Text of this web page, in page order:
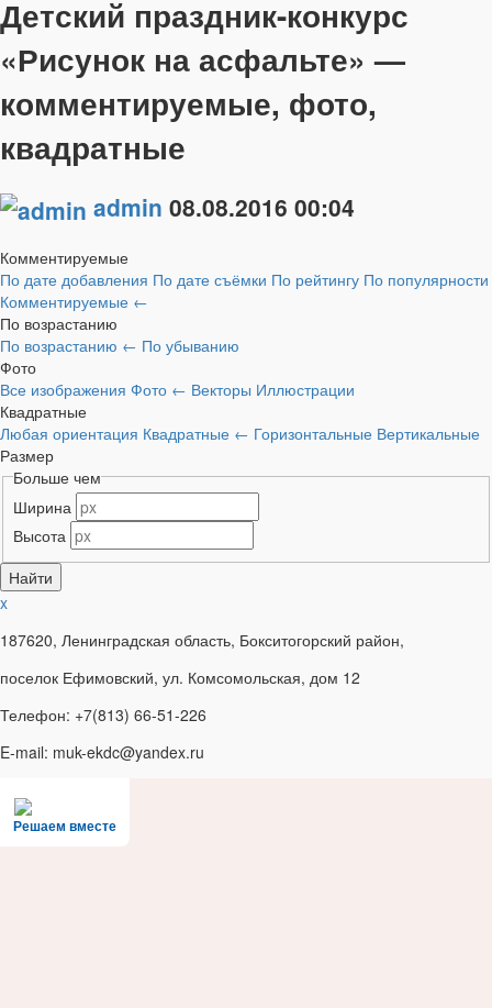
Детский праздник-конкурс
«Рисунок на асфальте» —
комментируемые, фото,
квадратные
admin 08.08.2016 00:04
Комментируемые
По дате добавления По дате съёмки По рейтингу По популярности
Комментируемые ←
По возрастанию
По возрастанию ← По убыванию
Фото
Все изображения Фото ← Векторы Иллюстрации
Квадратные
Любая ориентация Квадратные ← Горизонтальные Вертикальные
Размер
Больше чем
Ширина
Высота
x
187620, Ленинградская область, Бокситогорский район,
поселок Ефимовский, ул. Комсомольская, дом 12
Телефон: +7(813) 66-51-226
E-mail: muk-ekdc@yandex.ru
Решаем вместе